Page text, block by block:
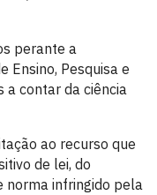
perante a
Ensino, Pesquisa e
a contar da ciência
ao recurso que
de lei, do
norma infringido pela